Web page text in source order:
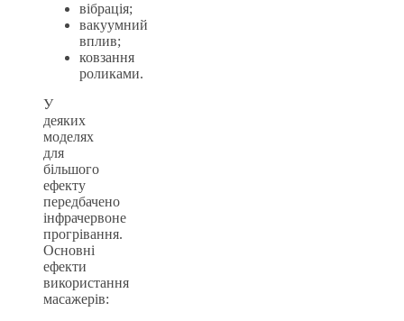
вібрація;
вакуумний
вплив;
ковзання
роликами.
У
деяких
моделях
для
більшого
ефекту
передбачено
інфрачервоне
прогрівання.
Основні
ефекти
використання
масажерів: